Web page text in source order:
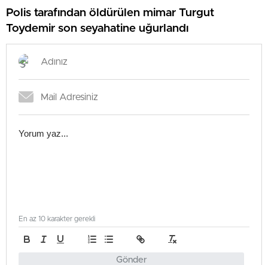
Polis tarafından öldürülen mimar Turgut
Toydemir son seyahatine uğurlandı
Gönder
En az 10 karakter gerekli